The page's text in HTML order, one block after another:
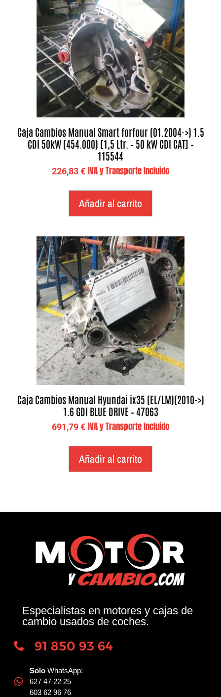
Caja Cambios Manual Smart forfour (01.2004->) 1.5
CDI 50kW (454.000) [1,5 Ltr. – 50 kW CDI CAT] –
115544
226,83€ IVA y Transporte Incluido
Añadir al carrito
Caja Cambios Manual Hyundai ix35 (EL/LM)(2010->)
1.6 GDI BLUE DRIVE – 47063
691,79€ IVA y Transporte Incluido
Añadir al carrito
Especialistas en motores y cajas de
cambio usados de coches.
91 850 93 64
Solo WhatsApp:
627 47 22 25
603 62 96 76